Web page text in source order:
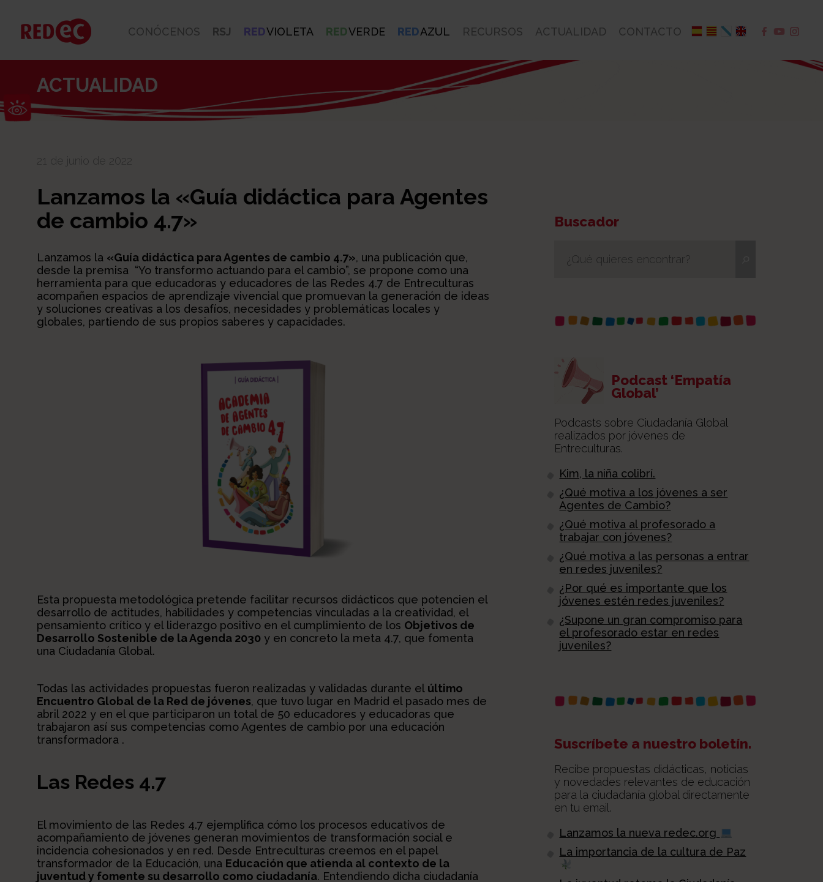
Abrir barra de herramientas
CONÓCENOS RSJ REDVIOLETA REDVERDE REDAZUL RECURSOS ACTUALIDAD CONTACTO
ACTUALIDAD
21 de junio de 2022
Lanzamos la «Guía didáctica para Agentes
de cambio 4.7»
Lanzamos la «Guía didáctica para Agentes de cambio 4.7», una publicación que,
desde la premisa “Yo transformo actuando para el cambio”, se propone como una
herramienta para que educadoras y educadores de las Redes 4.7 de Entreculturas
acompañen espacios de aprendizaje vivencial que promuevan la generación de ideas
y soluciones creativas a los desafíos, necesidades y problemáticas locales y
globales, partiendo de sus propios saberes y capacidades.
Esta propuesta metodológica pretende facilitar recursos didácticos que potencien el
desarrollo de actitudes, habilidades y competencias vinculadas a la creatividad, el
pensamiento crítico y el liderazgo positivo en el cumplimiento de los Objetivos de
Desarrollo Sostenible de la Agenda 2030 y en concreto la meta 4.7, que fomenta
una Ciudadanía Global.
Todas las actividades propuestas fueron realizadas y validadas durante el último
Encuentro Global de la Red de jóvenes, que tuvo lugar en Madrid el pasado mes de
abril 2022 y en el que participaron un total de 50 educadores y educadoras que
trabajaron así sus competencias como Agentes de cambio por una educación
transformadora .
Las Redes 4.7
El movimiento de las Redes 4.7 ejemplifica cómo los procesos educativos de
acompañamiento de jóvenes generan movimientos de transformación social e
incidencia cohesionados y en red. Desde Entreculturas creemos en el papel
transformador de la Educación, una Educación que atienda al contexto de la
juventud y fomente su desarrollo como ciudadanía. Entendiendo dicha ciudadanía
Buscador
Podcast ‘Empatía
Global’
Podcasts sobre Ciudadanía Global
realizados por jóvenes de
Entreculturas.
Kim, la niña colibrí.
¿Qué motiva a los jóvenes a ser
Agentes de Cambio?
¿Qué motiva al profesorado a
trabajar con jóvenes?
¿Qué motiva a las personas a entrar
en redes juveniles?
¿Por qué es importante que los
jóvenes estén redes juveniles?
¿Supone un gran compromiso para
el profesorado estar en redes
juveniles?
Suscríbete a nuestro boletín.
Recibe propuestas didácticas, noticias
y novedades relevantes de educación
para la ciudadanía global directamente
en tu email.
Lanzamos la nueva redec.org
La importancia de la cultura de Paz